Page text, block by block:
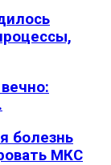
болезнь
МКС